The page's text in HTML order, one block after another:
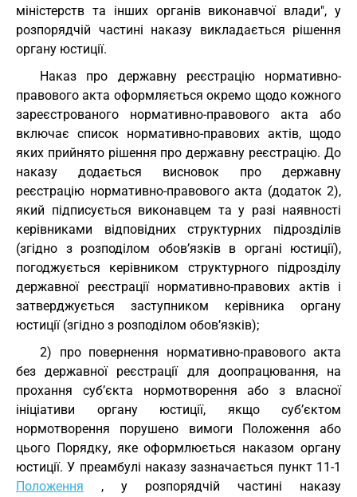
міністерств та інших органів виконавчої влади", у
розпорядчій частині наказу викладається рішення
органу юстиції.
Наказ про державну реєстрацію нормативно-
правового акта оформляється окремо щодо кожного
зареєстрованого нормативно-правового акта або
включає список нормативно-правових актів, щодо
яких прийнято рішення про державну реєстрацію. До
наказу додається висновок про державну
реєстрацію нормативно-правового акта (додаток 2),
який підписується виконавцем та у разі наявності
керівниками відповідних структурних підрозділів
(згідно з розподілом обов’язків в органі юстиції),
погоджується керівником структурного підрозділу
державної реєстрації нормативно-правових актів і
затверджується заступником керівника органу
юстиції (згідно з розподілом обов’язків);
2) про повернення нормативно-правового акта
без державної реєстрації для доопрацювання, на
прохання суб’єкта нормотворення або з власної
ініціативи органу юстиції, якщо суб’єктом
нормотворення порушено вимоги Положення або
цього Порядку, яке оформлюється наказом органу
юстиції. У преамбулі наказу зазначається пункт 11-1
Положення , у розпорядчій частині наказу